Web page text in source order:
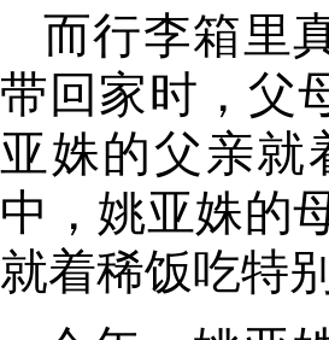
而行李箱里
带回家时，父
亚姝的父亲就
中，姚亚姝的
就着稀饭吃特